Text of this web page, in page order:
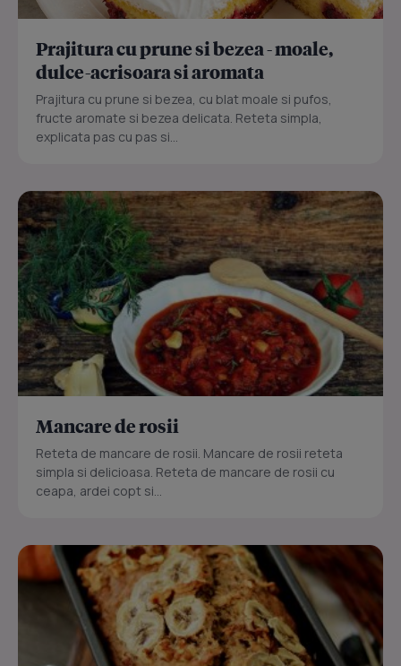
Prajitura cu prune si bezea - moale,
dulce-acrisoara si aromata
Prajitura cu prune si bezea, cu blat moale si pufos,
fructe aromate si bezea delicata. Reteta simpla,
explicata pas cu pas si...
Mancare de rosii
Reteta de mancare de rosii. Mancare de rosii reteta
simpla si delicioasa. Reteta de mancare de rosii cu
ceapa, ardei copt si...